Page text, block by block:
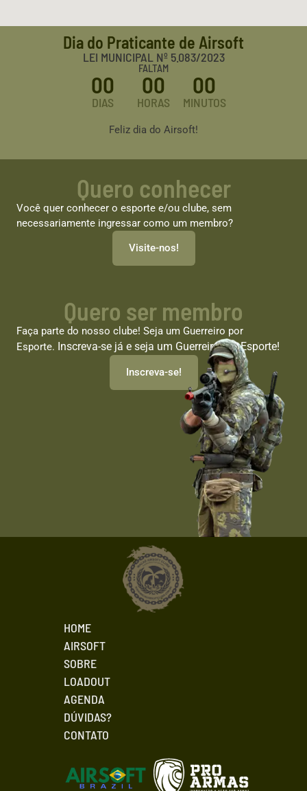
Dia do Praticante de Airsoft
LEI MUNICIPAL Nº 5.083/2023
FALTAM
00
DIAS
00
HORAS
00
MINUTOS
Feliz dia do Airsoft!
Quero conhecer
Você quer conhecer o esporte e/ou clube, sem
necessariamente ingressar como um membro?
Visite-nos!
Quero ser membro
Faça parte do nosso clube! Seja um Guerreiro por
Esporte. Inscreva-se já e seja um Guerreiro por Esporte!
Inscreva-se!
HOME
AIRSOFT
SOBRE
LOADOUT
AGENDA
DÚVIDAS?
CONTATO